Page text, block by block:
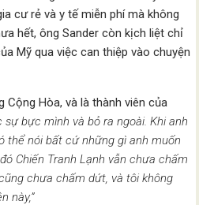
cư rẻ và y tế miễn phí mà không
hết, ông Sander còn kịch liệt chỉ
Mỹ qua việc can thiệp vào chuyện
Cộng Hòa, và là thành viên của
sự bực mình và bỏ ra ngoài. Khi anh
thể nói bất cứ những gì anh muốn
Chiến Tranh Lạnh vẫn chưa chấm
chưa chấm dứt, và tôi không
này,”